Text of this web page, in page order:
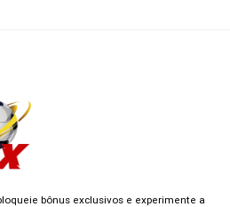
bônus exclusivos e experimente a